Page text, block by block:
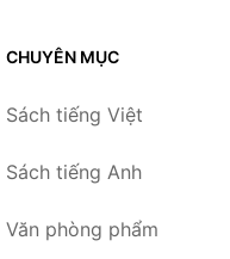
CHUYÊN MỤC
Sách tiếng Việt
Sách tiếng Anh
Văn phòng phẩm